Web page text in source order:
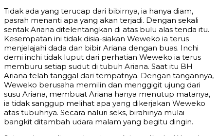
Tidak ada yang terucap dari bibirnya, ia hanya diam,
pasrah menanti apa yang akan terjadi. Dengan sekali
sentak Ariana ditelentangkan di atas bulu alas tenda itu.
Kesempatan ini tidak disia-siakan Weweko ia terus
menjelajahi dada dan bibir Ariana dengan buas. Inchi
demi inchi tidak luput dari perhatian Weweko ia terus
memburu setiap sudut di tubuh Ariana. Saat itu BH
Ariana telah tanggal dari tempatnya. Dengan tangannya,
Weweko berusaha memilin dan menggigit ujung dari
susu Ariana, membuat Ariana hanya menutup matanya,
ia tidak sanggup melihat apa yang dikerjakan Weweko
atas tubuhnya. Secara naluri seks, birahinya mulai
bangkit ditambah udara malam yang begitu dingin.